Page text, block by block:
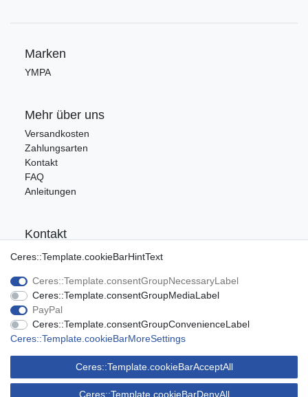
Marken
YMPA
Mehr über uns
Versandkosten
Zahlungsarten
Kontakt
FAQ
Anleitungen
Kontakt
Tel.: 09176/9986400
Rechtliches
Datenschutz
Widerrufsrecht
AGB
Ceres::Template.cookieBarHintText
Ceres::Template.consentGroupNecessaryLabel
Ceres::Template.consentGroupMediaLabel
PayPal
Ceres::Template.consentGroupConvenienceLabel
Ceres::Template.cookieBarMoreSettings
Ceres::Template.cookieBarAcceptAll
Ceres::Template.cookieBarDenyAll